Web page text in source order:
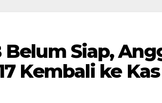
Belum Siap,
Kembali ke